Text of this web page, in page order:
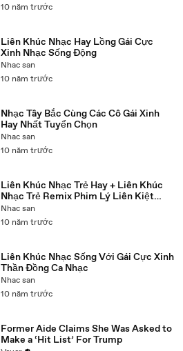
10 năm trước
Liên Khúc Nhạc Hay Lồng Gái Cực
Xinh Nhạc Sống Động
Nhac san
10 năm trước
Nhạc Tây Bắc Cùng Các Cô Gái Xinh
Hay Nhất Tuyển Chọn
Nhac san
10 năm trước
Liên Khúc Nhạc Trẻ Hay + Liên Khúc
Nhạc Trẻ Remix Phim Lý Liên Kiệt
Tuyển Chọn.
Nhac san
10 năm trước
Liên Khúc Nhạc Sống Với Gái Cực Xinh
Thần Đồng Ca Nhạc
Nhac san
10 năm trước
Former Aide Claims She Was Asked to
Make a ‘Hit List’ For Trump